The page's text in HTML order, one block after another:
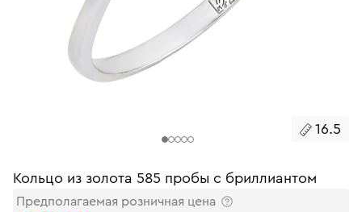
16.5
Кольцо из золота 585 пробы с бриллиантом
Предполагаемая розничная цена